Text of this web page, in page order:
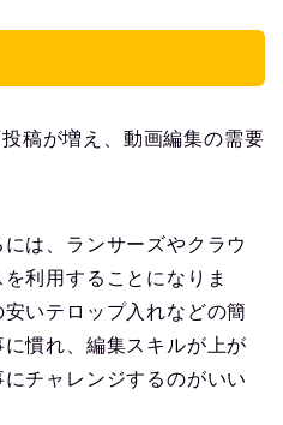
稿が増え、動画編集の需要
は、ランサーズやクラウ
利用することになりま
いテロップ入れなどの簡
慣れ、編集スキルが上が
チャレンジするのがいい